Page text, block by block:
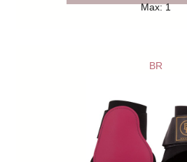
Max: 1
BR